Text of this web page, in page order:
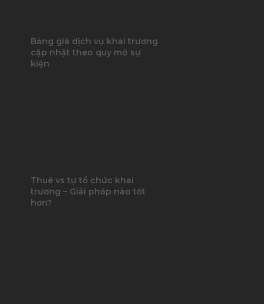
Bảng giá dịch vụ khai trương
cập nhật theo quy mô sự
kiện
Thuê vs tự tổ chức khai
trương – Giải pháp nào tốt
hơn?